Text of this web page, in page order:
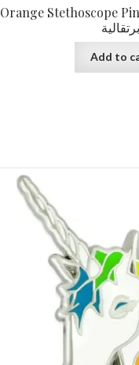
Orange Stethoscope Pin دبوس سماعة طبية
برتقالية
Add to